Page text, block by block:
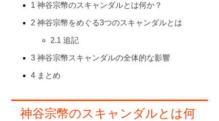
1 神谷宗幣のスキャンダルとは何か？
2 神谷宗幣をめぐる3つのスキャンダルとは
2.1 追記
3 神谷宗幣スキャンダルの全体的な影響
4 まとめ
神谷宗幣のスキャンダルとは何